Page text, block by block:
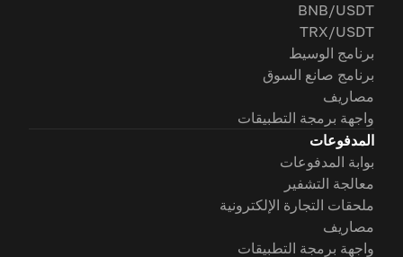
BNB/USDT
TRX/USDT
برنامج الوسيط
برنامج صانع السوق
مصاريف
واجهة برمجة التطبيقات
المدفوعات
بوابة المدفوعات
معالجة التشفير
ملحقات التجارة الإلكترونية
مصاريف
واجهة برمجة التطبيقات